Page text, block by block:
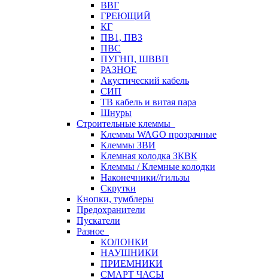
ВВГ
ГРЕЮЩИЙ
КГ
ПВ1, ПВ3
ПВС
ПУГНП, ШВВП
РАЗНОЕ
Акустический кабель
СИП
ТВ кабель и витая пара
Шнуры
Строительные клеммы
Клеммы WAGO прозрачные
Клеммы ЗВИ
Клемная колодка ЗКВК
Клеммы / Клемные колодки
Наконечники//гильзы
Скрутки
Кнопки, тумблеры
Предохранители
Пускатели
Разное
КОЛОНКИ
НАУШНИКИ
ПРИЕМНИКИ
СМАРТ ЧАСЫ